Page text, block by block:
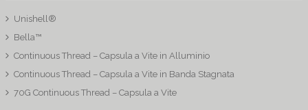
Unishell®
Bella™
Continuous Thread – Capsula a Vite in Alluminio
Continuous Thread – Capsula a Vite in Banda Stagnata
70G Continuous Thread – Capsula a Vite